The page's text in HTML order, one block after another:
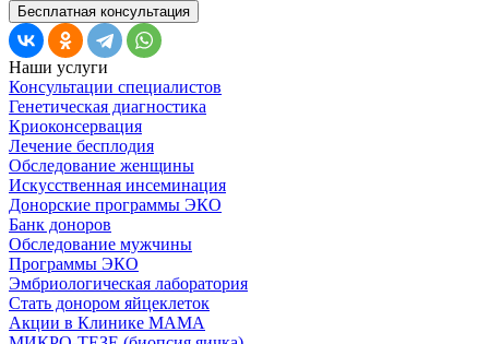
Бесплатная консультация
Наши услуги
Консультации специалистов
Генетическая диагностика
Криоконсервация
Лечение бесплодия
Обследование женщины
Искусственная инсеминация
Донорские программы ЭКО
Банк доноров
Обследование мужчины
Программы ЭКО
Эмбриологическая лаборатория
Стать донором яйцеклеток
Акции в Клинике МАМА